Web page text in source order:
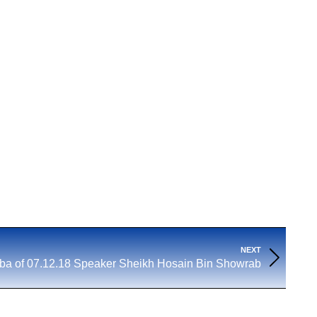
NEXT
of 07.12.18 Speaker Sheikh Hosain Bin Showrab